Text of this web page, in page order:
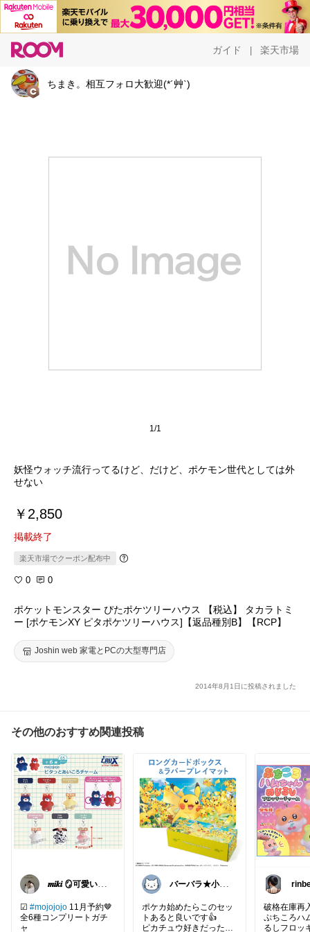
ガイド 楽天市場
ちまき。相互フォロ大歓迎(*´艸`)
1/1
妖怪ウォッチ流行ってるけど、だけど、ポケモン世代としては外
せない
￥2,850
掲載終了
楽天市場でクーポン配布中
0 0
ポケットモンスター ぴたポケツリーハウス 【税込】 タカラトミ
ー [ポケモンXY ピタポケツリーハウス]【返品種別B】【RCP】
Joshin web 家電とPCの大型専門店
2014年8月1日に投稿されました
その他のおすすめ関連投稿
𝒎𝒊𝒌𝒊 🪞可愛いト
☑︎ #mojojojo 11月予約🤎
全6種コンプリートガチ
ャ
バーバラ★小学
ポケカ始めたらこのセッ
トあると良いです👍
ピカチュウ好きだったら
破格在庫再
ぷちころハ
るしフロッ